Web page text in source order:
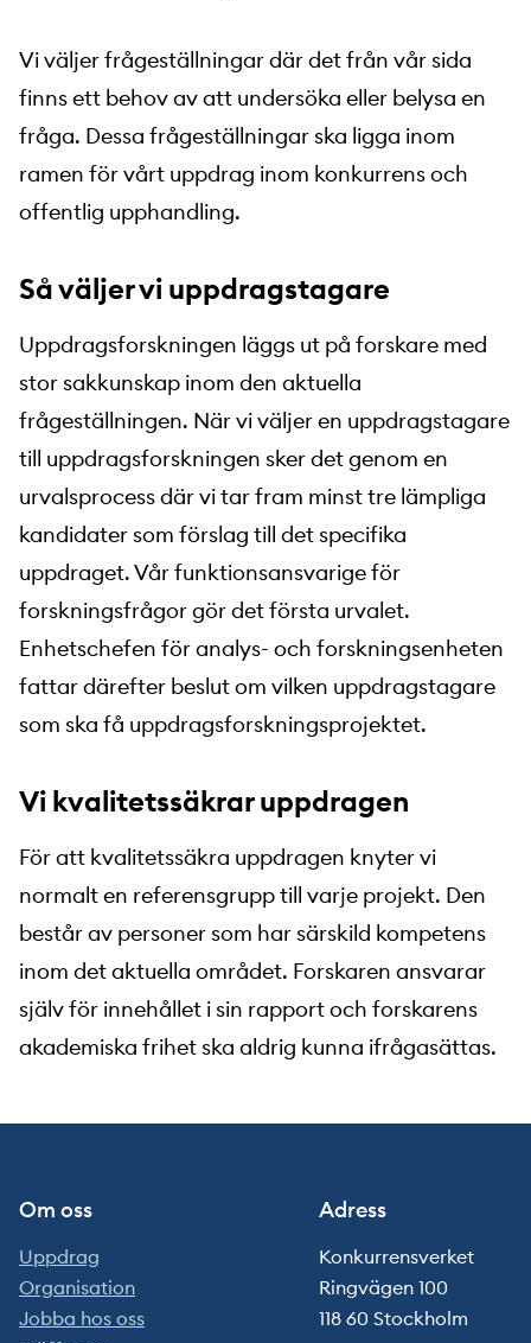
Vi väljer frågeställningar där det från vår sida
finns ett behov av att undersöka eller belysa en
fråga. Dessa frågeställningar ska ligga inom
ramen för vårt uppdrag inom konkurrens och
offentlig upphandling.
Så väljer vi uppdragstagare
Uppdragsforskningen läggs ut på forskare med
stor sakkunskap inom den aktuella
frågeställningen. När vi väljer en uppdragstagare
till uppdragsforskningen sker det genom en
urvalsprocess där vi tar fram minst tre lämpliga
kandidater som förslag till det specifika
uppdraget. Vår funktionsansvarige för
forskningsfrågor gör det första urvalet.
Enhetschefen för analys- och forskningsenheten
fattar därefter beslut om vilken uppdragstagare
som ska få uppdragsforskningsprojektet.
Vi kvalitetssäkrar uppdragen
För att kvalitetssäkra uppdragen knyter vi
normalt en referensgrupp till varje projekt. Den
består av personer som har särskild kompetens
inom det aktuella området. Forskaren ansvarar
själv för innehållet i sin rapport och forskarens
akademiska frihet ska aldrig kunna ifrågasättas.
Om oss
Uppdrag
Organisation
Jobba hos oss
Adress
Konkurrensverket
Ringvägen 100
118 60 Stockholm